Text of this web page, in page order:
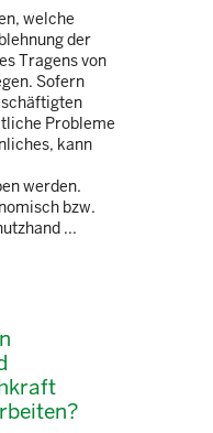
welche
der
Tragens von
Sofern
Probleme
kann
werden.
bzw.
...